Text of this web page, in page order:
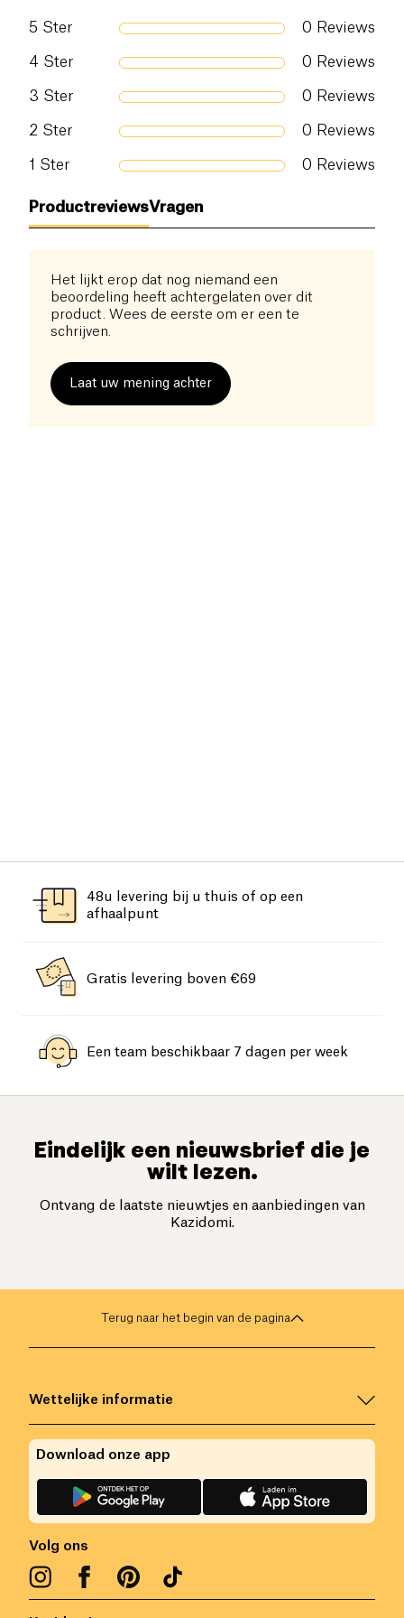
knappend verzorgingsproduct.
vanaf 3 jaar oud
5 Ster 0 Reviews
4 Ster 0 Reviews
3 Ster 0 Reviews
2 Ster 0 Reviews
1 Ster 0 Reviews
ProductreviewsVragen
Het lijkt erop dat nog niemand een
beoordeling heeft achtergelaten over dit
product. Wees de eerste om er een te
schrijven.
Laat uw mening achter
48u levering bij u thuis of op een
afhaalpunt
Gratis levering boven €69
Een team beschikbaar 7 dagen per week
Eindelijk een nieuwsbrief die je
wilt lezen.
Ontvang de laatste nieuwtjes en aanbiedingen van
Kazidomi.
Terug naar het begin van de pagina
Wettelijke informatie
Volg ons
Download onze app